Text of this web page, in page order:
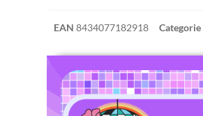
EAN8434077182918 Categorie